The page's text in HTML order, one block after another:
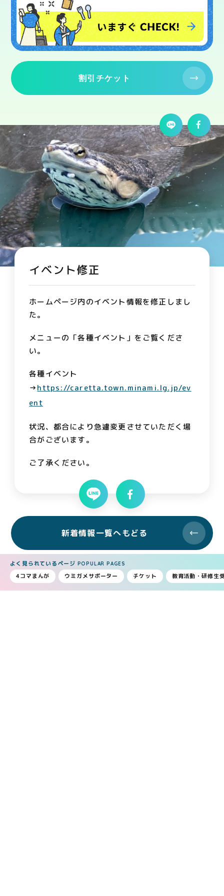
よく見られているページ POPULAR PAGES
4コマまんが ウミガメサポーター チケット 教育活動・研修生
割引チケット
イベント修正
ホームページ内のイベント情報を修正しまし
た。
メニューの「各種イベント」をご覧くださ
い。
各種イベント
→https://caretta.town.minami.lg.jp/ev
ent
状況、都合により急遽変更させていただく場
合がございます。
ご了承ください。
新着情報一覧へもどる